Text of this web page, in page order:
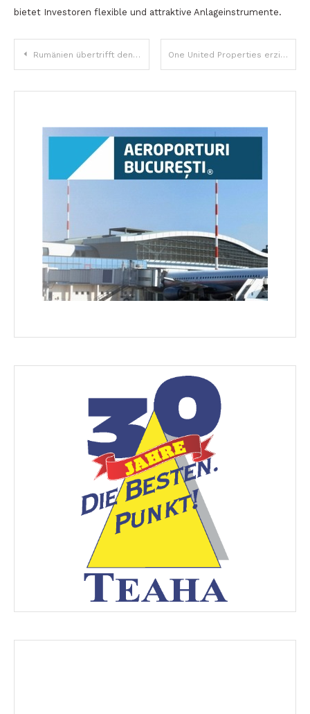
bietet Investoren flexible und attraktive Anlageinstrumente.
Beitragsnavigation
Rumänien übertrifft den EU-Durchschnitt bei der Digitalisierung der Verwaltung mit 20 % Wachstum – Erkenntnisse von HumAInity 2025 One United Properties erzielt in den ersten neun Monaten 2025 einen Umsatz von 1,2 Milliarden Lei und einen Bruttogewinn von 426 Millionen Lei